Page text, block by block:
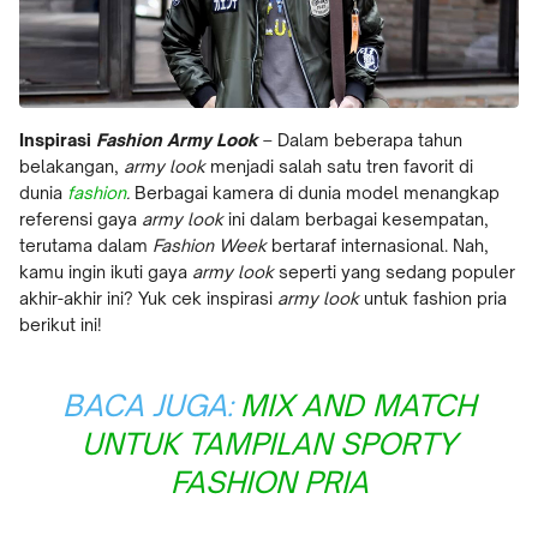
Inspirasi Fashion Army Look – Dalam beberapa tahun
belakangan, army lookmenjadi salah satu tren favorit di
dunia fashion. Berbagai kamera di dunia model menangkap
referensi gaya army lookini dalam berbagai kesempatan,
terutama dalam Fashion Weekbertaraf internasional. Nah,
kamu ingin ikuti gaya army lookseperti yang sedang populer
akhir-akhir ini? Yuk cek inspirasi army lookuntuk fashion pria
berikut ini!
BACA JUGA: MIX AND MATCH
UNTUK TAMPILAN SPORTY
FASHION PRIA